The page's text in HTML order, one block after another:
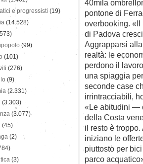
40mila
pontone di
overbooking.
di Padova
Aggrapparsi
realtà: le
perdono il
una spiaggia
seconde case
irrintracciabili,
«Le abitudini —
della Costa
il resto è
iniziano le
piuttosto per
parco
e progressisti (19)
(14.528)
(99)
(101)
(276)
(9)
(2.331)
(3.303)
(3.077)
(45)
(2)
(3)